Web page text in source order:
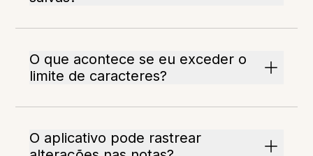
O que acontece se eu exceder o
limite de caracteres?
O aplicativo pode rastrear